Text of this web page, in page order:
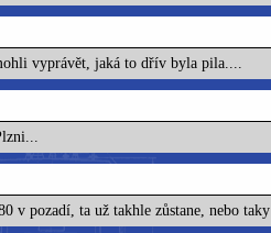
vyprávět, jaká to dřív byla pila....
v pozadí, ta už takhle zůstane, nebo